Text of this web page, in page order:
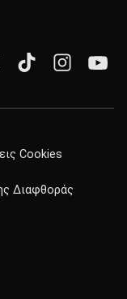
Cookies
Διαφθοράς